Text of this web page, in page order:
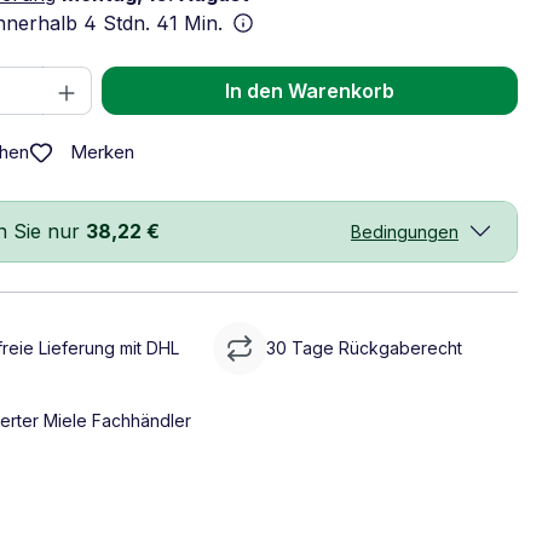
4 Stdn. 41 Min.
Anzahl: Gib den gewünschten Wert
In den Warenkorb
Merken
Sie nur 38,22 € Bedingungen
Lieferung mit DHL 30 Tage Rückgaberecht
Miele Fachhändler